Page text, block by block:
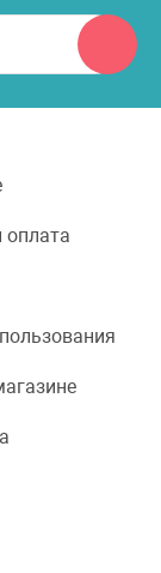
оплата